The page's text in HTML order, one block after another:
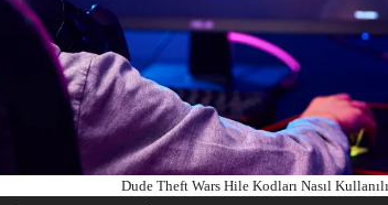
Dude Theft Wars Hile Kodları Nasıl